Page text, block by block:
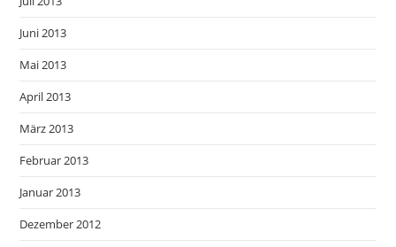
Juni 2013
Mai 2013
April 2013
März 2013
Februar 2013
Januar 2013
Dezember 2012